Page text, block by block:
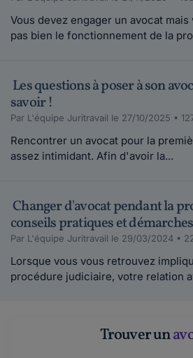
Vous devez engager un avocat
pas bien le fonctionnement de la
Les questions à poser à son
savoir !
Par L'équipe Juritravail le 27/10/2025 •
Rencontrer un avocat pour la
assez intimidant. Afin d'avoir la...
Changer d'avocat pendant la
conseils pratiques et
Par L'équipe Juritravail le 29/03/2024 •
Lorsque vous vous retrouvez
procédure judiciaire, votre relation
Trouver un